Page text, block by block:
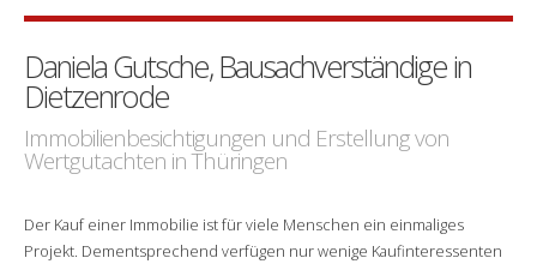
Daniela Gutsche, Bausachverständige in
Dietzenrode
Immobilienbesichtigungen und Erstellung von
Wertgutachten in Thüringen
Der Kauf einer Immobilie ist für viele Menschen ein einmaliges
Projekt. Dementsprechend verfügen nur wenige Kaufinteressenten